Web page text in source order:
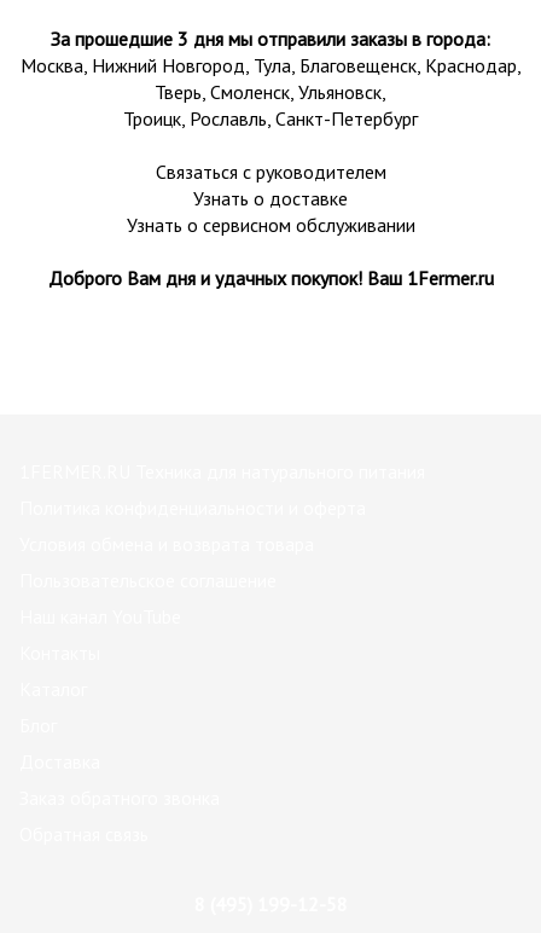
За прошедшие 3 дня мы отправили заказы в города:
Москва, Нижний Новгород, Тула, Благовещенск, Краснодар,
Тверь, Смоленск, Ульяновск,
Троицк, Рославль, Санкт-Петербург
Связаться с руководителем
Узнать о доставке
Узнать о сервисном обслуживании
Доброго Вам дня и удачных покупок! Ваш 1Fermer.ru